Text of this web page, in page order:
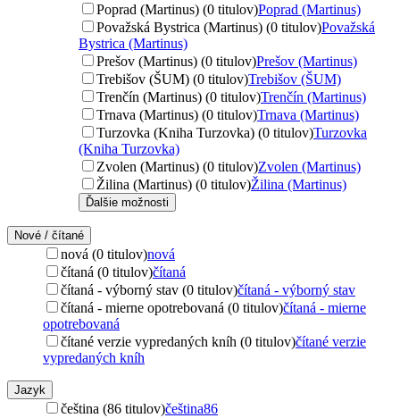
Poprad (Martinus) (0 titulov)Poprad (Martinus)
Považská Bystrica (Martinus) (0 titulov)Považská
Bystrica (Martinus)
Prešov (Martinus) (0 titulov)Prešov (Martinus)
Trebišov (ŠUM) (0 titulov)Trebišov (ŠUM)
Trenčín (Martinus) (0 titulov)Trenčín (Martinus)
Trnava (Martinus) (0 titulov)Trnava (Martinus)
Turzovka (Kniha Turzovka) (0 titulov)Turzovka
(Kniha Turzovka)
Zvolen (Martinus) (0 titulov)Zvolen (Martinus)
Žilina (Martinus) (0 titulov)Žilina (Martinus)
Ďalšie možnosti
Nové / čítané
nová (0 titulov)nová
čítaná (0 titulov)čítaná
čítaná - výborný stav (0 titulov)čítaná - výborný stav
čítaná - mierne opotrebovaná (0 titulov)čítaná - mierne
opotrebovaná
čítané verzie vypredaných kníh (0 titulov)čítané verzie
vypredaných kníh
Jazyk
čeština (86 titulov)čeština86